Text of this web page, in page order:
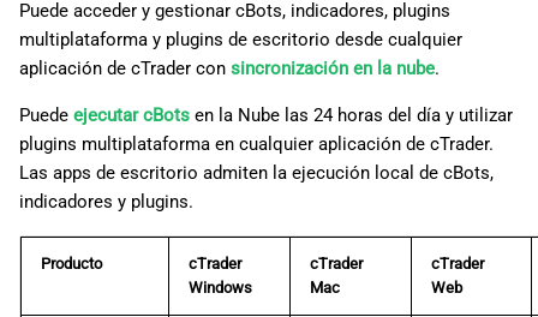
Puede acceder y gestionar cBots, indicadores, plugins
multiplataforma y plugins de escritorio desde cualquier
aplicación de cTrader con sincronización en la nube.
Puede ejecutar cBots en la Nube las 24 horas del día y utilizar
plugins multiplataforma en cualquier aplicación de cTrader.
Las apps de escritorio admiten la ejecución local de cBots,
indicadores y plugins.
Producto
cTrader
Windows
cTrader
Mac
cTrader
Web